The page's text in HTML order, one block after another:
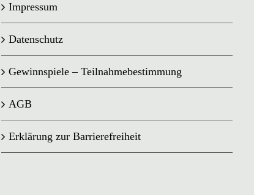
Impressum
Datenschutz
Gewinnspiele – Teilnahmebestimmung
AGB
Erklärung zur Barrierefreiheit